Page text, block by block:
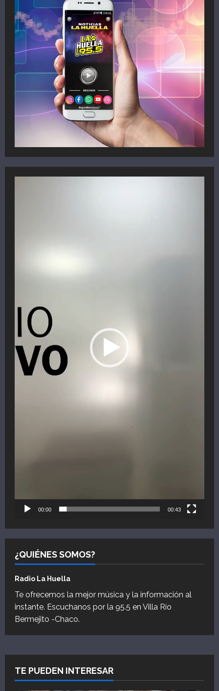
00:00 00:43
¿QUIÉNES SOMOS?
Radio La Huella
Te ofrecemos la mejor música y la información al
instante. Escuchanos por la 95.5 en Villa Río
Bermejito -Chaco.
TE PUEDEN INTERESAR